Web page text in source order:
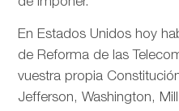
En Estados Unidos hoy
de Reforma de las
vuestra propia
Jefferson, Washington,